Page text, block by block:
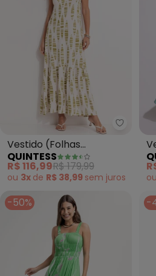
Vestido (Folhas
Listradas) em Malha de
Viscose
QUINTESS
R$ 116,99R$ 179,99
ou 3x de R$ 38,99 sem juros ou
-50% -